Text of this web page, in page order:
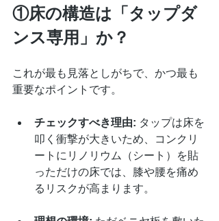
①床の構造は「タップダ
ンス専用」か？
これが最も見落としがちで、かつ最も
重要なポイントです。
チェックすべき理由: タップは床を
叩く衝撃が大きいため、コンクリ
ートにリノリウム（シート）を貼
っただけの床では、膝や腰を痛め
るリスクが高まります。